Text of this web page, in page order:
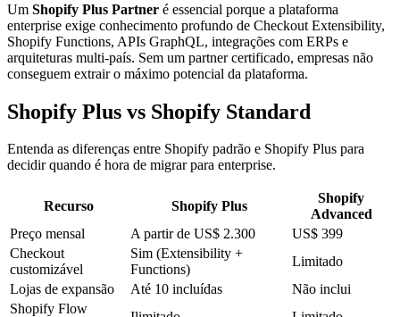
Um Shopify Plus Partner é essencial porque a plataforma
enterprise exige conhecimento profundo de Checkout Extensibility,
Shopify Functions, APIs GraphQL, integrações com ERPs e
arquiteturas multi-país. Sem um partner certificado, empresas não
conseguem extrair o máximo potencial da plataforma.
Shopify Plus vs Shopify Standard
Entenda as diferenças entre Shopify padrão e Shopify Plus para
decidir quando é hora de migrar para enterprise.
Recurso Shopify Plus
Shopify
Advanced
Preço mensal
A partir de US$ 2.300
US$ 399
Checkout
customizável
Sim (Extensibility +
Functions)
Limitado
Lojas de expansão
Até 10 incluídas
Não inclui
Shopify Flow